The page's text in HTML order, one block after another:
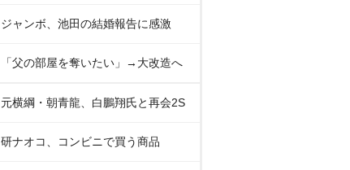
ジャンボ、池田の結婚報告に感激
「父の部屋を奪いたい」→大改造へ
元横綱・朝青龍、白鵬翔氏と再会2S
研ナオコ、コンビニで買う商品